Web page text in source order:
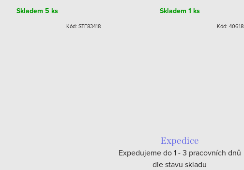
Skladem 5 ks
Kód: STF83418
Skladem 1 ks
Kód: 40618
Expedice
Expedujeme do 1 - 3 pracovních dnů
dle stavu skladu